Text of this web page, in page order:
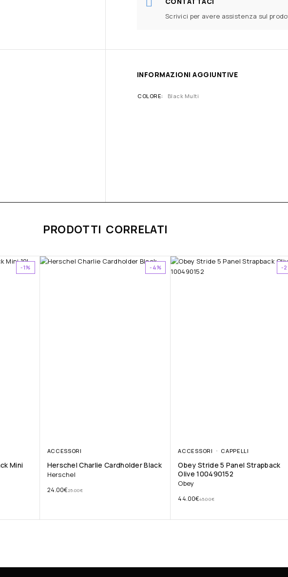
Scrivici per avere assistenza sul
INFORMAZIONI AGGIUNTIVE
COLORE Black Multi
PRODOTTI CORRELATI
-1%
Mini
-4%
ACCESSORI
Herschel Charlie Cardholder Black
Herschel
25.00€
24.00€
-
ACCESSORI CAPPELLI
Obey Stride 5 Panel Strapback
Olive 100490152
Obey
45.00€
44.00€